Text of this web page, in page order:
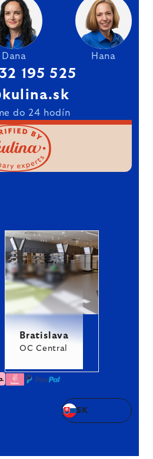
Dana Hana
195 525
do 24 hodín
Bratislava
OC Central
SK